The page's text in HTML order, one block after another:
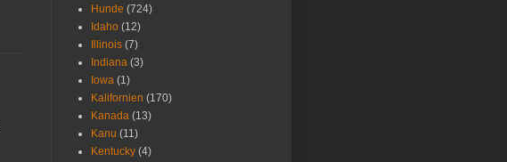
Hunde (724)
Idaho (12)
Illinois (7)
Indiana (3)
Iowa (1)
Kalifornien (170)
Kanada (13)
Kanu (11)
Kentucky (4)